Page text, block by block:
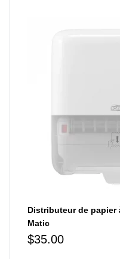
Distributeur de papier
Matic
$35.00